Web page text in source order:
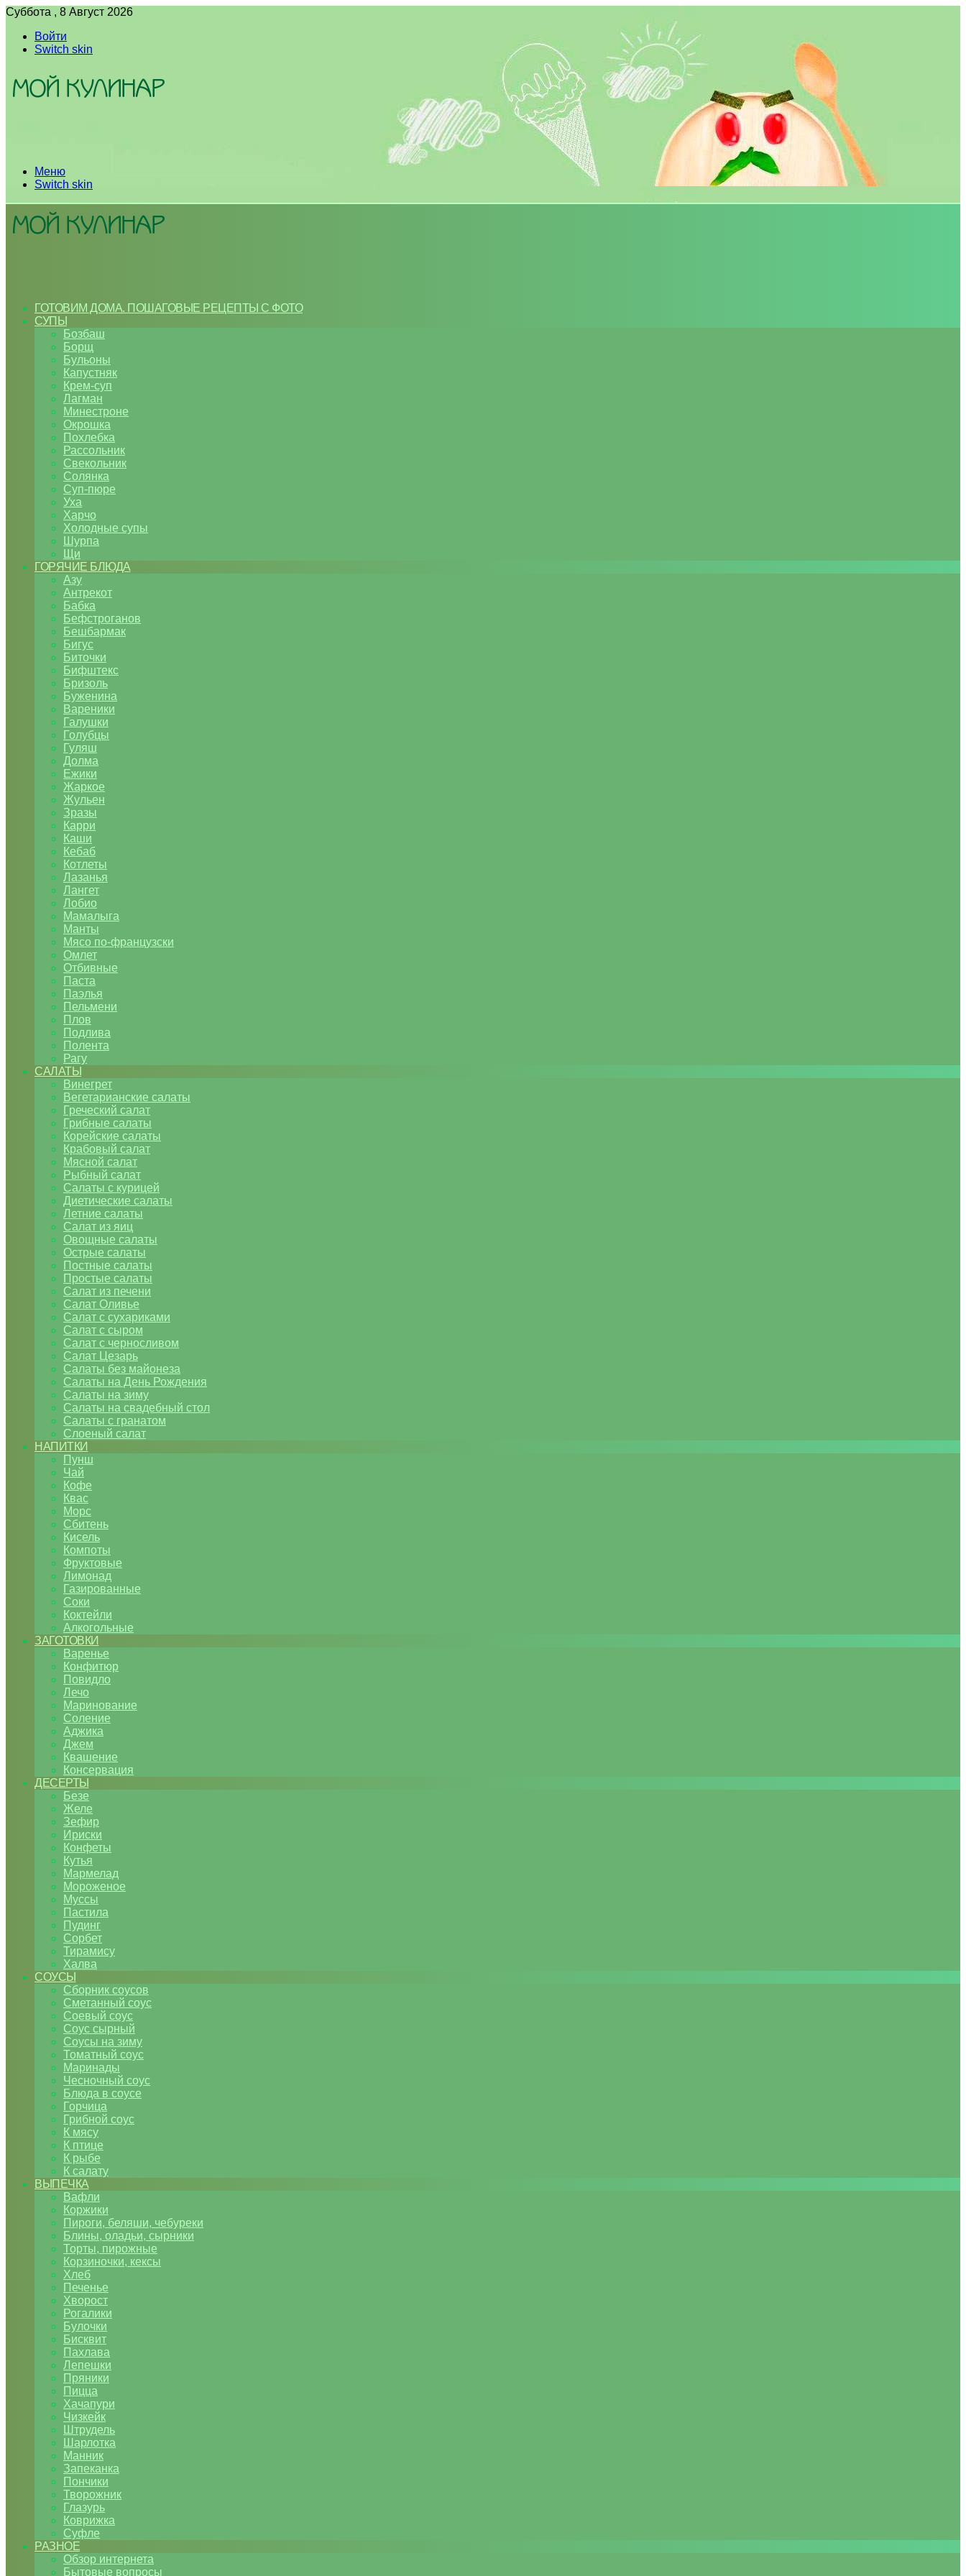
Суббота , 8 Август 2026
Войти
Switch skin
Меню
Switch skin
ГОТОВИМ ДОМА. ПОШАГОВЫЕ РЕЦЕПТЫ С ФОТО
СУПЫ
Бозбаш
Борщ
Бульоны
Капустняк
Крем-суп
Лагман
Минестроне
Окрошка
Похлебка
Рассольник
Свекольник
Солянка
Суп-пюре
Уха
Харчо
Холодные супы
Шурпа
Щи
ГОРЯЧИЕ БЛЮДА
Азу
Антрекот
Бабка
Бефстроганов
Бешбармак
Бигус
Биточки
Бифштекс
Бризоль
Буженина
Вареники
Галушки
Голубцы
Гуляш
Долма
Ежики
Жаркое
Жульен
Зразы
Карри
Каши
Кебаб
Котлеты
Лазанья
Лангет
Лобио
Мамалыга
Манты
Мясо по-французски
Омлет
Отбивные
Паста
Паэлья
Пельмени
Плов
Подлива
Полента
Рагу
САЛАТЫ
Винегрет
Вегетарианские салаты
Греческий салат
Грибные салаты
Корейские салаты
Крабовый салат
Мясной салат
Рыбный салат
Салаты с курицей
Диетические салаты
Летние салаты
Салат из яиц
Овощные салаты
Острые салаты
Постные салаты
Простые салаты
Салат из печени
Салат Оливье
Салат с сухариками
Салат с сыром
Салат с черносливом
Салат Цезарь
Салаты без майонеза
Салаты на День Рождения
Салаты на зиму
Салаты на свадебный стол
Салаты с гранатом
Слоеный салат
НАПИТКИ
Пунш
Чай
Кофе
Квас
Морс
Сбитень
Кисель
Компоты
Фруктовые
Лимонад
Газированные
Соки
Коктейли
Алкогольные
ЗАГОТОВКИ
Варенье
Конфитюр
Повидло
Лечо
Маринование
Соление
Аджика
Джем
Квашение
Консервация
ДЕСЕРТЫ
Безе
Желе
Зефир
Ириски
Конфеты
Кутья
Мармелад
Мороженое
Муссы
Пастила
Пудинг
Сорбет
Тирамису
Халва
СОУСЫ
Сборник соусов
Сметанный соус
Соевый соус
Соус сырный
Соусы на зиму
Томатный соус
Маринады
Чесночный соус
Блюда в соусе
Горчица
Грибной соус
К мясу
К птице
К рыбе
К салату
ВЫПЕЧКА
Вафли
Коржики
Пироги, беляши, чебуреки
Блины, оладьи, сырники
Торты, пирожные
Корзиночки, кексы
Хлеб
Печенье
Хворост
Рогалики
Булочки
Бисквит
Пахлава
Лепешки
Пряники
Пицца
Хачапури
Чизкейк
Штрудель
Шарлотка
Манник
Запеканка
Пончики
Творожник
Глазурь
Коврижка
Суфле
РАЗНОЕ
Обзор интернета
Бытовые вопросы